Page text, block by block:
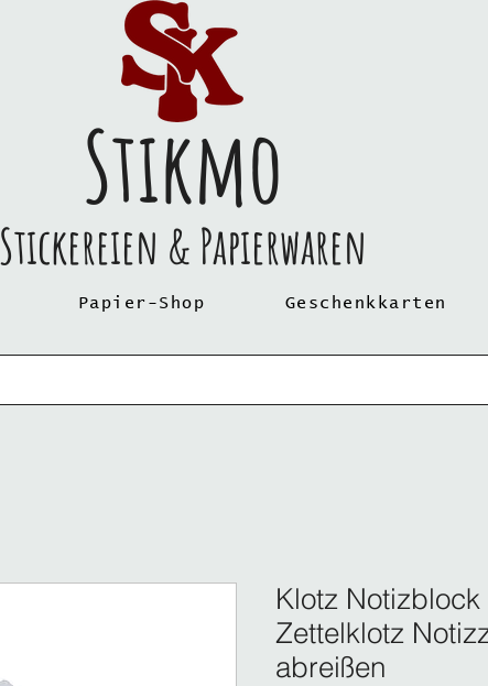
Stikmo
Stickereien & Papierwaren
Papier-Shop Geschenkkarten
Klotz
Zettelklotz
abreißen